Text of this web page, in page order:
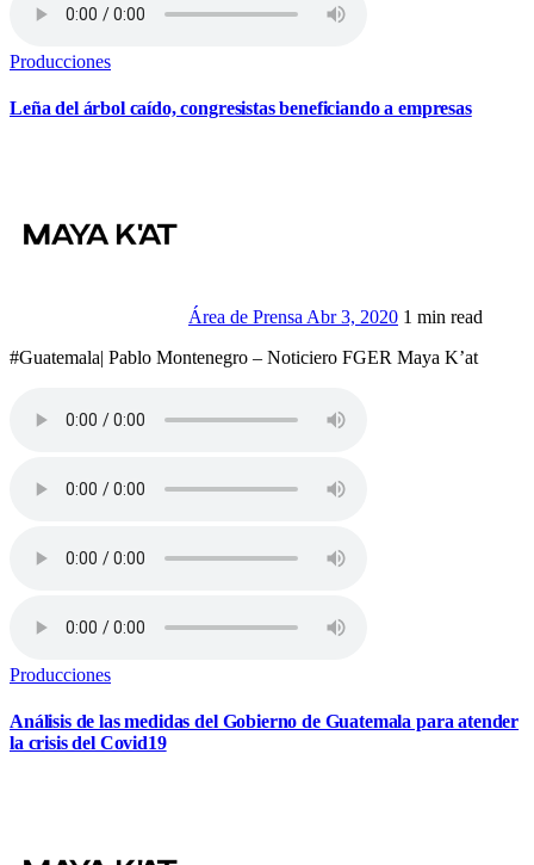
Producciones
Leña del árbol caído, congresistas beneficiando a empresas
Área de Prensa Abr 3, 2020 1 min read
#Guatemala| Pablo Montenegro – Noticiero FGER Maya K’at
Producciones
Análisis de las medidas del Gobierno de Guatemala para atender
la crisis del Covid19